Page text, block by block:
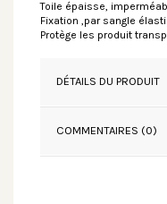
Toile épaisse,
Fixation ,par sangle
Protège les produit
DÉTAILS DU PRODUIT
COMMENTAIRES (0)